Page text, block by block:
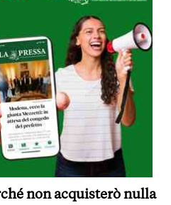
non acquisterò nulla